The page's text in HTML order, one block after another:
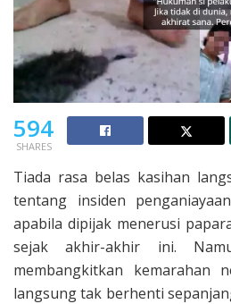
594
SHARES
Tiada rasa belas kasihan
tentang insiden
apabila dipijak menerusi
sejak akhir-akhir ini.
membangkitkan kemarahan
langsung tak berhenti